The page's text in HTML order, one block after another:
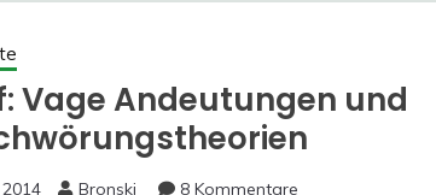
Vage Andeutungen und
Bronski 8 Kommentare